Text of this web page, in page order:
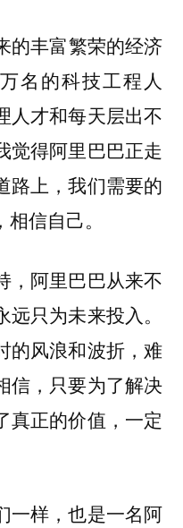
的丰富繁荣的经济
名的科技工程人
人才和每天层出不
觉得阿里巴巴正走
路上，我们需要的
信自己。
，阿里巴巴从来不
只为未来投入。
的风浪和波折，难
信，只要为了解决
真正的价值，一定
一样，也是一名阿